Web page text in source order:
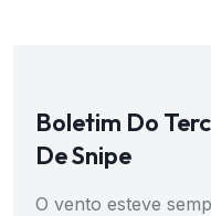
Boletim Do
De Snipe
O vento esteve